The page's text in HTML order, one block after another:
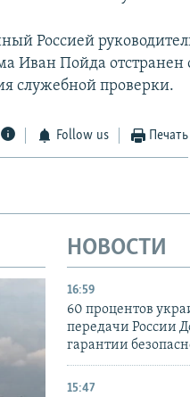
Россией
Иван Пойда отстранен
служебной проверки.
Follow us Печать
НОВОСТИ
16:59
60 процентов
передачи России
гарантии
15:47